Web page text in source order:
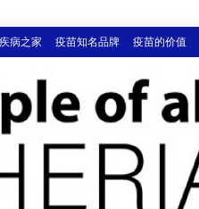
病之家 疫苗知名品牌 疫苗的价值